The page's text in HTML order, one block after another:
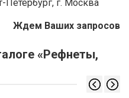
Петербург, г. Москва
Ждем Ваших запросов
«Рефнеты,